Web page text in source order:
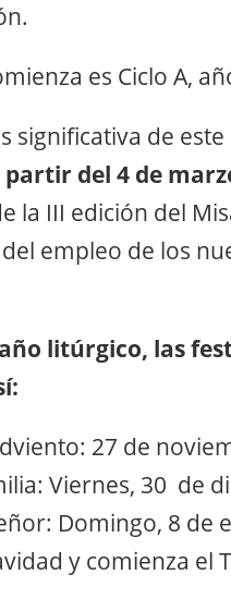
es Ciclo A,
significativa de
partir del 4 de
la III edición del
empleo de los
litúrgico, las
27 de
Viernes, 30 de
Domingo, 8 de
y comienza el